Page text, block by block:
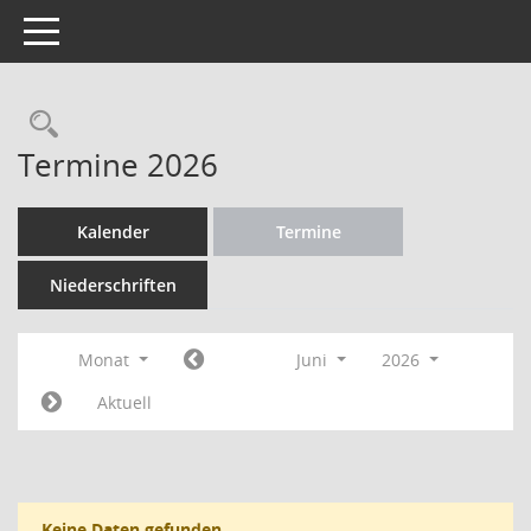
Toggle navigation
Rechercheauswahl
Termine 2026
Kalender Termine
Niederschriften
Monat Juni
2026
Aktuell